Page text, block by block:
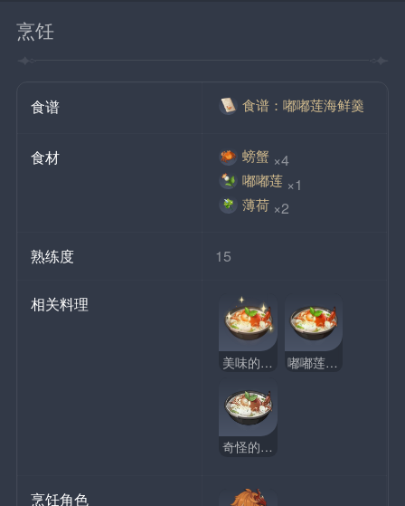
烹饪
食谱 食谱：嘟嘟莲海鲜羹
食材 螃蟹 ×4
嘟嘟莲 ×1
薄荷 ×2
熟练度 15
相关料理
美味的嘟嘟莲海鲜羹 嘟嘟莲海鲜羹
奇怪的嘟嘟莲海鲜羹
烹饪角色